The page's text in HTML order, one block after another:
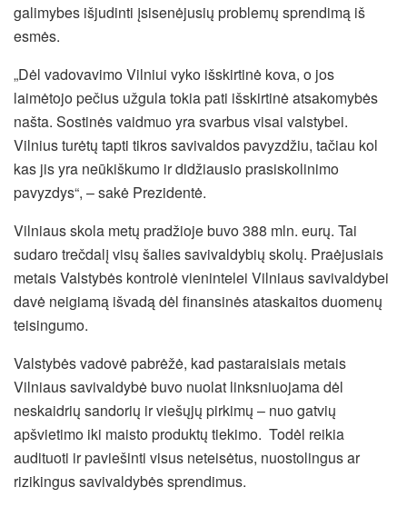
galimybes išjudinti įsisenėjusių problemų sprendimą iš
esmės.
„Dėl vadovavimo Vilniui vyko išskirtinė kova, o jos
laimėtojo pečius užgula tokia pati išskirtinė atsakomybės
našta. Sostinės vaidmuo yra svarbus visai valstybei.
Vilnius turėtų tapti tikros savivaldos pavyzdžiu, tačiau kol
kas jis yra neūkiškumo ir didžiausio prasiskolinimo
pavyzdys“, – sakė Prezidentė.
Vilniaus skola metų pradžioje buvo 388 mln. eurų. Tai
sudaro trečdalį visų šalies savivaldybių skolų. Praėjusiais
metais Valstybės kontrolė vienintelei Vilniaus savivaldybei
davė neigiamą išvadą dėl finansinės ataskaitos duomenų
teisingumo.
Valstybės vadovė pabrėžė, kad pastaraisiais metais
Vilniaus savivaldybė buvo nuolat linksniuojama dėl
neskaidrių sandorių ir viešųjų pirkimų – nuo gatvių
apšvietimo iki maisto produktų tiekimo. Todėl reikia
audituoti ir paviešinti visus neteisėtus, nuostolingus ar
rizikingus savivaldybės sprendimus.